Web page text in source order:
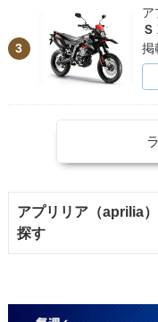
3
ア
掲
アプリリア（aprilia
探す